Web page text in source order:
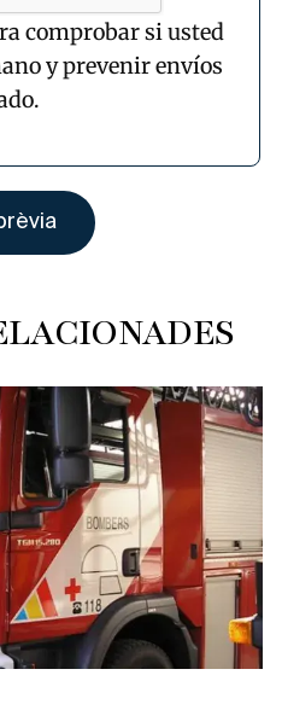
comprobar si usted
y prevenir envíos